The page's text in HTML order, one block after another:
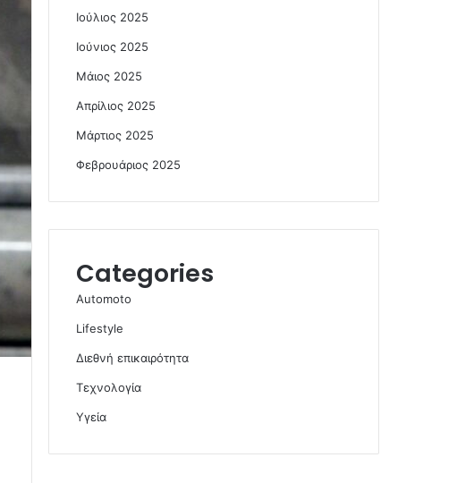
Ιούλιος 2025
Ιούνιος 2025
Μάιος 2025
Απρίλιος 2025
Μάρτιος 2025
Φεβρουάριος 2025
Categories
Automoto
Lifestyle
Διεθνή επικαιρότητα
Τεχνολογία
Υγεία